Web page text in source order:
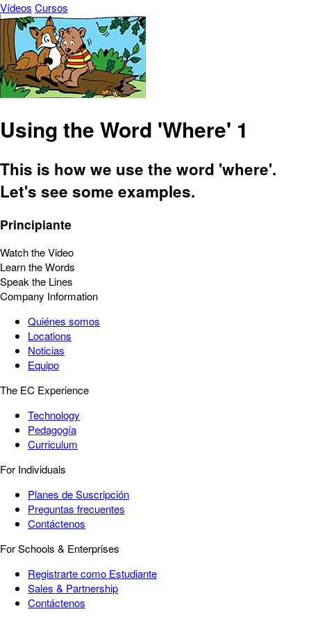
Vídeos Cursos
Using the Word 'Where' 1
This is how we use the word 'where'.
Let's see some examples.
Principiante
Watch the Video
Learn the Words
Speak the Lines
Company Information
Quiénes somos
Locations
Noticias
Equipo
The EC Experience
Technology
Pedagogía
Curriculum
For Individuals
Planes de Suscripción
Preguntas frecuentes
Contáctenos
For Schools & Enterprises
Registrarte como Estudiante
Sales & Partnership
Contáctenos